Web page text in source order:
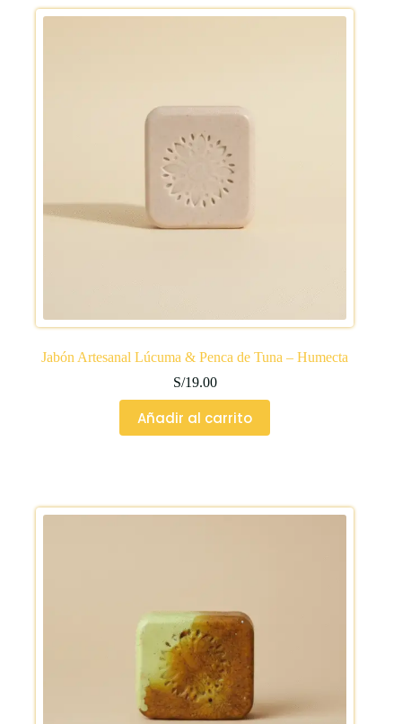
Jabón Artesanal Lúcuma & Penca de Tuna – Humecta
S/19.00
Añadir al carrito